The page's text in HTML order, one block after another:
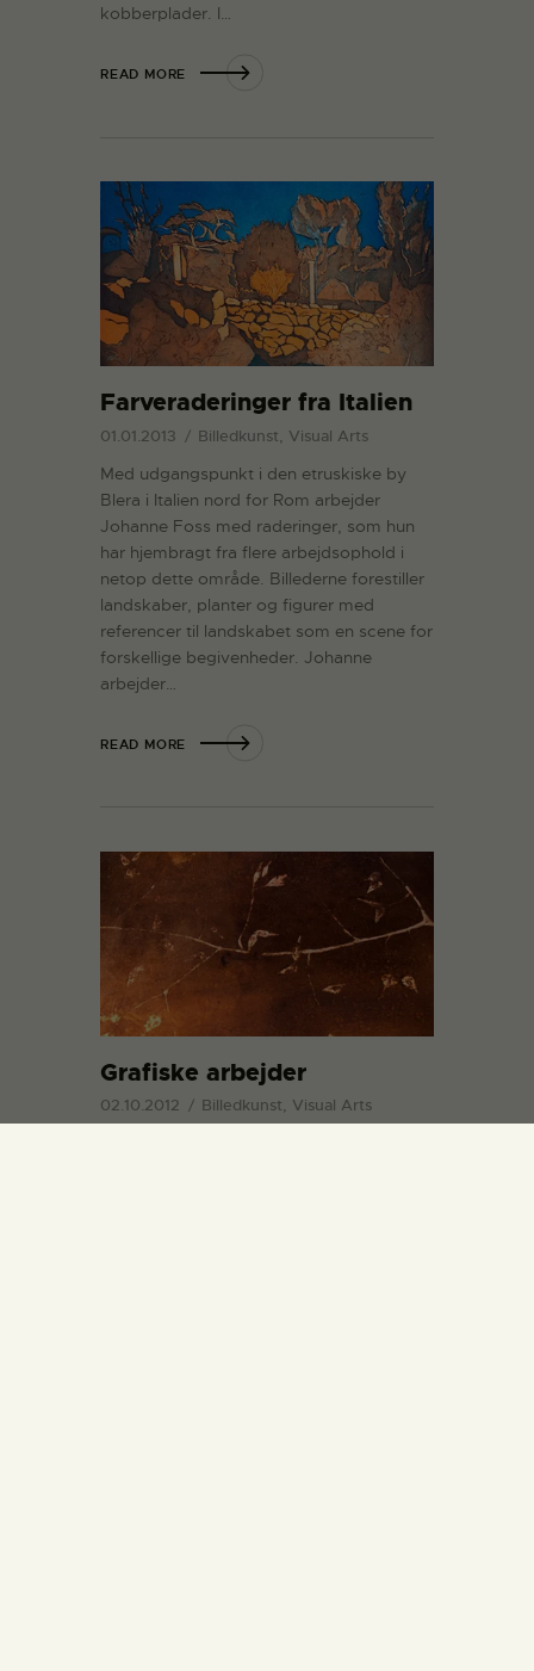
kobberplader. I…
READ MORE
Farveraderinger fra Italien
01.01.2013 Billedkunst, Visual Arts
Med udgangspunkt i den etruskiske by
Blera i Italien nord for Rom arbejder
Johanne Foss med raderinger, som hun
har hjembragt fra flere arbejdsophold i
netop dette område. Billederne forestiller
landskaber, planter og figurer med
referencer til landskabet som en scene for
forskellige begivenheder. Johanne
arbejder…
READ MORE
Grafiske arbejder
02.10.2012 Billedkunst, Visual Arts